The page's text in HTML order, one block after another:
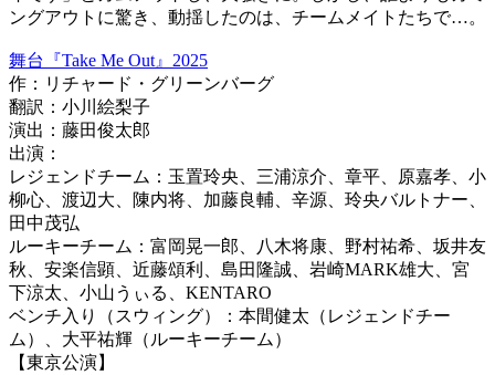
ングアウトに驚き、動揺したのは、チームメイトたちで…。
舞台『Take Me Out』2025
作：リチャード・グリーンバーグ
翻訳：小川絵梨子
演出：藤田俊太郎
出演：
レジェンドチーム：玉置玲央、三浦涼介、章平、原嘉孝、小
柳心、渡辺大、陳内将、加藤良輔、辛源、玲央バルトナー、
田中茂弘
ルーキーチーム：富岡晃一郎、八木将康、野村祐希、坂井友
秋、安楽信顕、近藤頌利、島田隆誠、岩崎MARK雄大、宮
下涼太、小山うぃる、KENTARO
ベンチ入り（スウィング）：本間健太（レジェンドチー
ム）、大平祐輝（ルーキーチーム）
【東京公演】